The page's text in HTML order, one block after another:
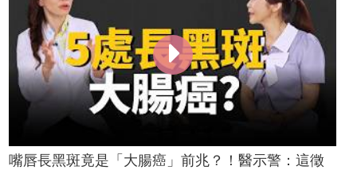
嘴唇長黑斑竟是「大腸癌」前兆？！醫示警：這徵